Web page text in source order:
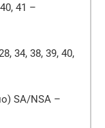
41 –
34, 38, 39, 40,
SA/NSA –